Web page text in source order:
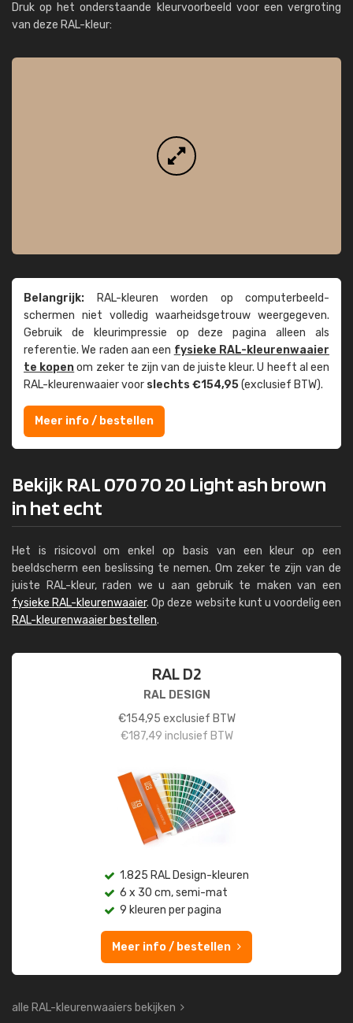
Druk op het onderstaande kleurvoorbeeld voor een vergroting
van deze RAL-kleur:
Belangrijk: RAL-kleuren worden op computer­beeld­
schermen niet volledig waarheids­­getrouw weer­gegeven.
Gebruik de kleur­impressie op deze pagina alleen als
referentie. We raden aan een fysieke RAL-kleuren­waaier
te kopenom zeker te zijn van de juiste kleur. U heeft al een
RAL-kleuren­waaier voor slechts €154,95(exclusief BTW).
Meer info / bestellen
Bekijk RAL 070 70 20 Light ash brown
in het echt
Het is risicovol om enkel op basis van een kleur op een
beeldscherm een beslissing te nemen. Om zeker te zijn van de
juiste RAL-kleur, raden we u aan gebruik te maken van een
fysieke RAL-kleurenwaaier. Op deze website kunt u voordelig een
RAL-kleurenwaaier bestellen.
RAL D2
RAL DESIGN
€154,95 exclusief BTW
€187,49 inclusief BTW
1.825 RAL Design-kleuren
6 x 30 cm, semi-mat
9 kleuren per pagina
Meer info / bestellen
alle RAL-kleurenwaaiers bekijken